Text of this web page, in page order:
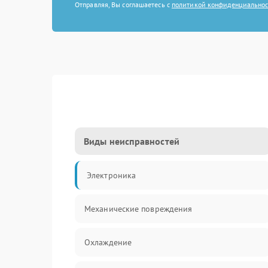
Отправляя, Вы соглашаетесь с политикой
Виды неисправностей
Электроника
Механические повреждения
Охлаждение